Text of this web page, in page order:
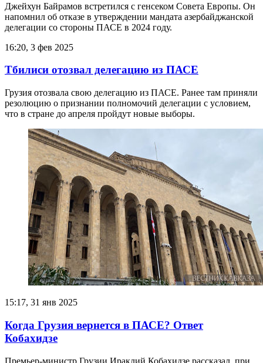
Джейхун Байрамов встретился с генсеком Совета Европы. Он
напомнил об отказе в утверждении мандата азербайджанской
делегации со стороны ПАСЕ в 2024 году.
16:20, 3 фев 2025
Тбилиси отозвал делегацию из ПАСЕ
Грузия отозвала свою делегацию из ПАСЕ. Ранее там приняли
резолюцию о признании полномочий делегации с условием,
что в стране до апреля пройдут новые выборы.
15:17, 31 янв 2025
Когда Грузия вернется в ПАСЕ? Ответ
Кобахидзе
Премьер-министр Грузии Ираклий Кобахидзе рассказал, при